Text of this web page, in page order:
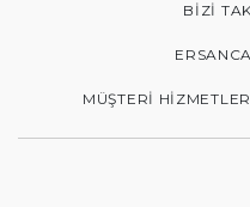
BIZI
MÜŞTERI